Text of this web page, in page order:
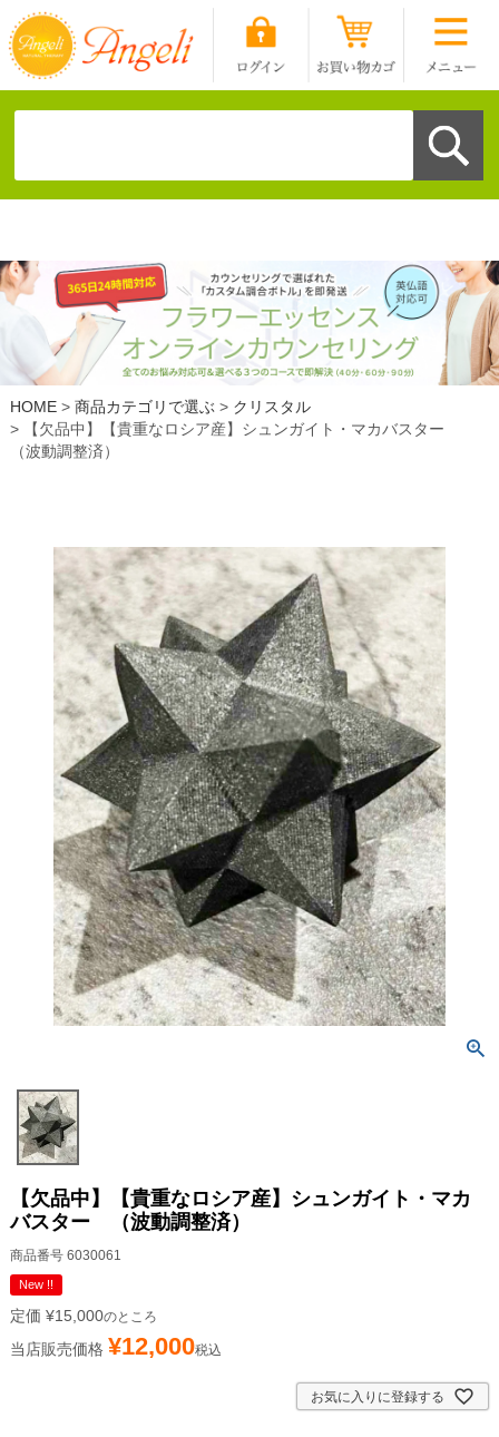
HOME 商品カテゴリで選ぶ
クリスタル
【欠品中】【貴重なロシア産】シュンガイト・マカバスター
（波動調整済）
【欠品中】【貴重なロシア産】シュンガイト・マカ
バスター （波動調整済）
商品番号 6030061
New !!
定価 ¥15,000のところ
当店販売価格 ¥12,000税込
お気に入りに登録する